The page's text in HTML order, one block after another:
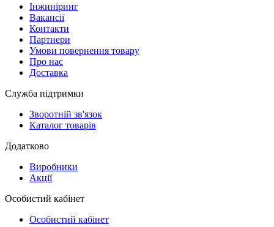
Інжиніринг
Вакансії
Контакти
Партнери
Умови повернення товару
Про нас
Доставка
Служба підтримки
Зворотній зв'язок
Каталог товарів
Додатково
Виробники
Акції
Особистий кабінет
Особистий кабінет